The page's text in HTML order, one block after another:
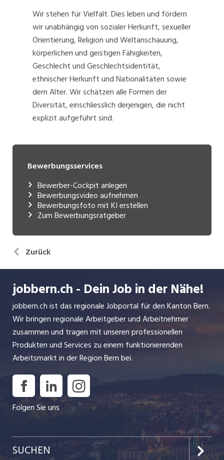
Wir stehen für Vielfalt. Dies leben und fördern
wir unabhängig von sozialer Herkunft, sexueller
Orientierung, Religion und Weltanschauung,
körperlichen und geistigen Fähigkeiten,
Geschlecht und Geschlechtsidentität,
ethnischer Herkunft und Nationalitäten sowie
dem Alter. Wir schätzen alle Formen der
Diversität, einschliesslich derjenigen, die nicht
explizit aufgeführt sind.
Bewerbungsservices
Bewerber-Cockpit anlegen
Bewerbungsvideo aufnehmen
Bewerbungsfoto mit KI erstellen
Zum Bewerbungsratgeber
Zurück
jobbern.ch - Dein Job in der Nähe!
jobbern.ch ist das regionale Jobportal für den Kanton Bern.
Wir bringen regionale Arbeitgeber und Arbeitnehmer
zusammen und tragen mit unseren professionellen
Produkten und Services zu einem funktionierenden
Arbeitsmarkt in der Region Bern bei.
Folgen Sie uns
SUCHEN